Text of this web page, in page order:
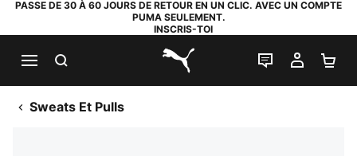
PASSE DE 30 À 60 JOURS DE RETOUR EN UN CLIC. AVEC UN COMPTE
PUMA SEULEMENT.
INSCRIS-TOI
PUMA.com
LIVE CHAT
MON
Sweats Et Pulls